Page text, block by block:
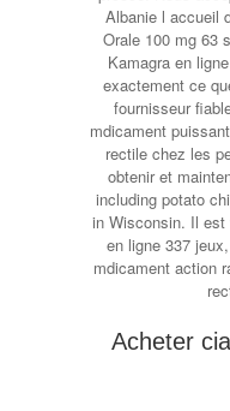
Albanie l accueil
Orale 100 mg 63
Kamagra en
exactement ce
fournisseur
mdicament
rectile chez les
obtenir et
including potato
in Wisconsin. Il
en ligne 337
mdicament action
Acheter